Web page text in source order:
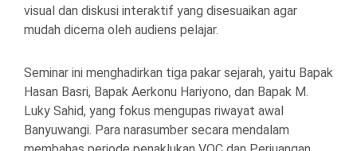
visual dan diskusi interaktif yang disesuaikan agar
mudah dicerna oleh audiens pelajar.
Seminar ini menghadirkan tiga pakar sejarah, yaitu Bapak
Hasan Basri, Bapak Aerkonu Hariyono, dan Bapak M.
Luky Sahid, yang fokus mengupas riwayat awal
Banyuwangi. Para narasumber secara mendalam